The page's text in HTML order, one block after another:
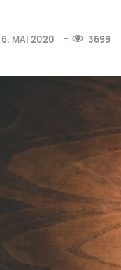
6. MAI 2020 3699